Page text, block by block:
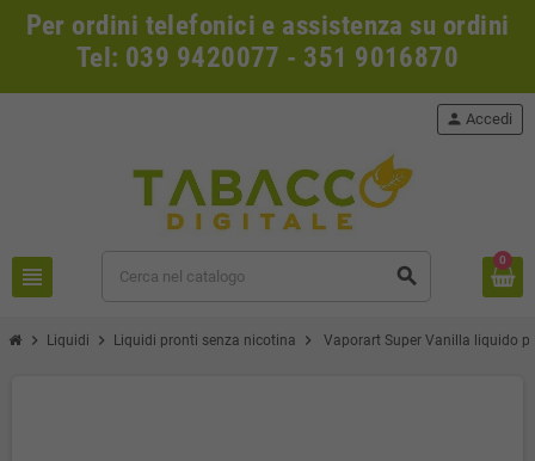
Per ordini telefonici e assistenza su ordini
Tel: 039 9420077 - 351 9016870
view_headline search
person Accedi
0
chevron_right Liquidi chevron_right Liquidi pronti senza nicotina chevron_right Vaporart Super Vanilla liquido